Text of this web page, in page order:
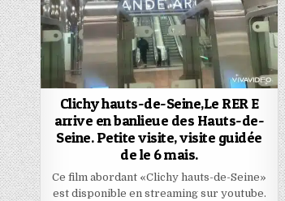
Clichy hauts-de-Seine,Le RER E
arrive en banlieue des Hauts-de-
Seine. Petite visite, visite guidée
de le 6 mais.
Ce film abordant «Clichy hauts-de-Seine»
est disponible en streaming sur youtube.